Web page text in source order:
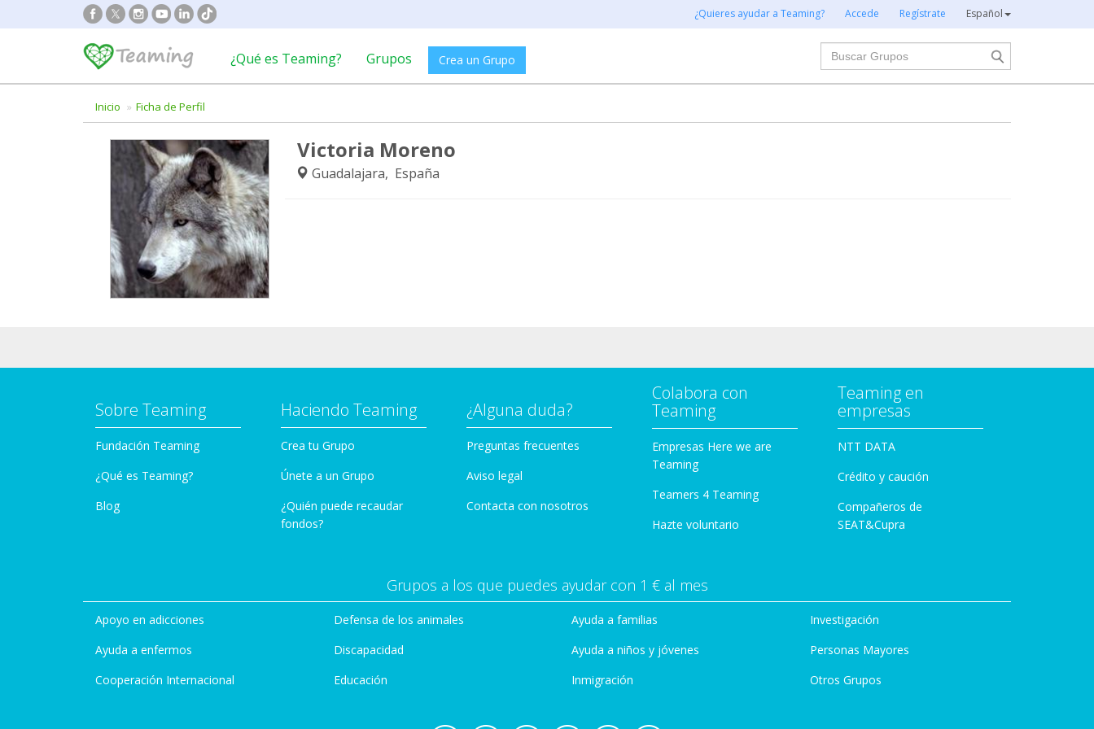
¿Quieres ayudar a Teaming? Accede Regístrate Español
¿Qué es Teaming? Grupos Crea un Grupo
Buscar
Inicio Ficha de Perfil
Victoria Moreno
Guadalajara, España
Sobre Teaming
Fundación Teaming
¿Qué es Teaming?
Blog
Haciendo Teaming
Crea tu Grupo
Únete a un Grupo
¿Quién puede recaudar
fondos?
¿Alguna duda?
Preguntas frecuentes
Aviso legal
Contacta con nosotros
Colabora con
Teaming
Empresas Here we are
Teaming
Teamers 4 Teaming
Hazte voluntario
Teaming en
empresas
NTT DATA
Crédito y caución
Compañeros de
SEAT&Cupra
Grupos a los que puedes ayudar con 1 € al mes
Apoyo en adicciones
Ayuda a enfermos
Cooperación Internacional
Defensa de los animales
Discapacidad
Educación
Ayuda a familias
Ayuda a niños y jóvenes
Inmigración
Investigación
Personas Mayores
Otros Grupos